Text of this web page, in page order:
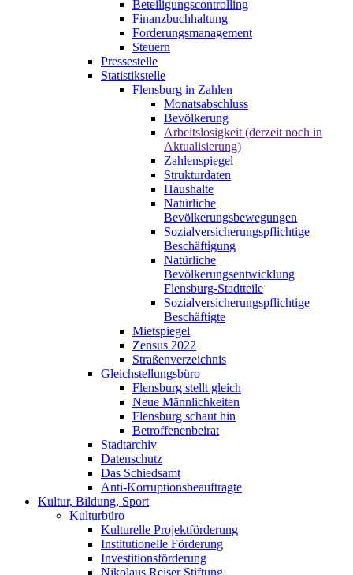
Beteiligungscontrolling
Finanzbuchhaltung
Forderungsmanagement
Steuern
Pressestelle
Statistikstelle
Flensburg in Zahlen
Monatsabschluss
Bevölkerung
Arbeitslosigkeit (derzeit noch in
Aktualisierung)
Zahlenspiegel
Strukturdaten
Haushalte
Natürliche
Bevölkerungsbewegungen
Sozialversicherungspflichtige
Beschäftigung
Natürliche
Bevölkerungsentwicklung
Flensburg-Stadtteile
Sozialversicherungspflichtige
Beschäftigte
Mietspiegel
Zensus 2022
Straßenverzeichnis
Gleichstellungsbüro
Flensburg stellt gleich
Neue Männlichkeiten
Flensburg schaut hin
Betroffenenbeirat
Stadtarchiv
Datenschutz
Das Schiedsamt
Anti-Korruptionsbeauftragte
Kultur, Bildung, Sport
Kulturbüro
Kulturelle Projektförderung
Institutionelle Förderung
Investitionsförderung
Nikolaus Reiser Stiftung